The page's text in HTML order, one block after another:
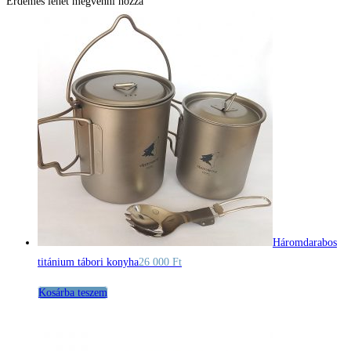
Háromdarabos
titánium tábori konyha26 000 Ft
Kosárba teszem